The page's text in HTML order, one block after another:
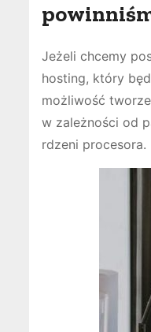
Jeżeli chcemy
hosting, który
możliwość
w zależności od
rdzeni procesora.